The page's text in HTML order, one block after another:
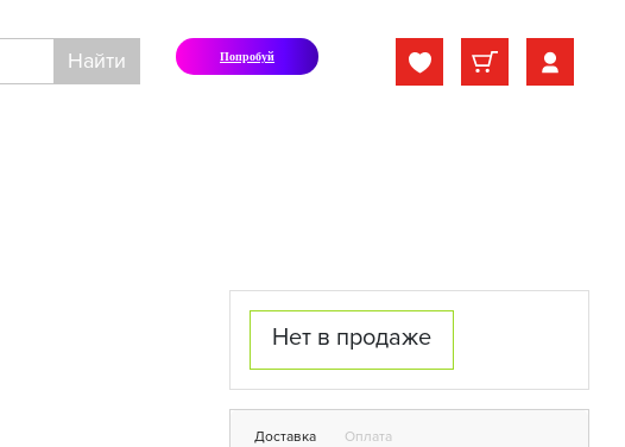
Найти Попробуй
Нет в продаже
Доставка Оплата